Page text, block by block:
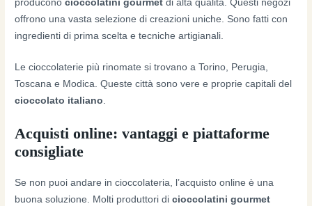
produconocioccolatini gourmet di alta qualità. Questi negozi
offrono una vasta selezione di creazioni uniche. Sono fatti con
ingredienti di prima scelta e tecniche artigianali.
Le cioccolaterie più rinomate si trovano a Torino, Perugia,
Toscana e Modica. Queste città sono vere e proprie capitali del
cioccolato italiano.
Acquisti online: vantaggi e piattaforme
consigliate
Se non puoi andare in cioccolateria, l’acquisto online è una
buona soluzione. Molti produttori dicioccolatini gourmet